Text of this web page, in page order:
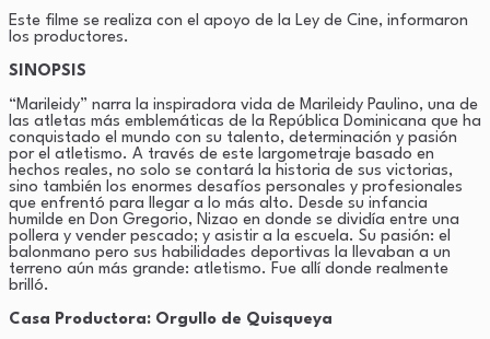
Este filme se realiza con el apoyo de la Ley de Cine, informaron
los productores.
SINOPSIS
“Marileidy” narra la inspiradora vida de Marileidy Paulino, una de
las atletas más emblemáticas de la República Dominicana que ha
conquistado el mundo con su talento, determinación y pasión
por el atletismo. A través de este largometraje basado en
hechos reales, no solo se contará la historia de sus victorias,
sino también los enormes desafíos personales y profesionales
que enfrentó para llegar a lo más alto. Desde su infancia
humilde en Don Gregorio, Nizao en donde se dividía entre una
pollera y vender pescado; y asistir a la escuela. Su pasión: el
balonmano pero sus habilidades deportivas la llevaban a un
terreno aún más grande: atletismo. Fue allí donde realmente
brilló.
Casa Productora: Orgullo de Quisqueya